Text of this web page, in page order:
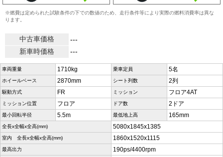
※燃費は定められた試験条件の下での数値のため、走行条件等により実際の燃料消費率は異な
ります。
中古車価格
---
新車時価格
---
車両重量 1710kg 乗車定員 5名
ホイールベース 2870mm シート列数 2列
駆動方式 FR ミッション フロア4AT
ミッション位置 フロア ドア数 2ドア
最小回転半径 5.5m 最低地上高 165mm
全長x全幅x全高(mm) 5080x1845x1385
室内 全長x全幅x全高(mm) 1860x1520x1115
最高出力 190ps/4400rpm